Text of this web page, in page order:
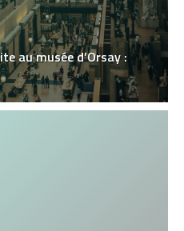
au musée d’Orsay :